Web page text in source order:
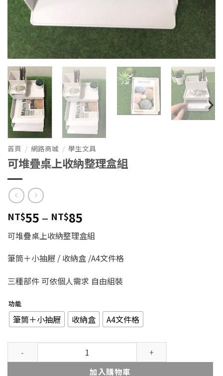
首頁 / 網路商城 / 學生文具
可堆疊桌上收納整理盒組
NT$55 – NT$85
格
範
圍：
NT$55
到
NT$85
可堆疊桌上收納整理盒組
筆筒＋小抽屜 / 收納盒 /A4文件格
三種部件 可依個人需求 自由組裝
功能
筆筒＋小抽屜 收納盒 A4文件格
可堆疊桌上收納整理盒組 數量
加入購物車